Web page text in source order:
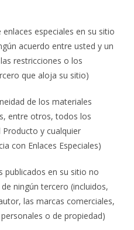
especiales en su sitio
acuerdo entre usted y un
restricciones o los
que aloja su sitio)
de los materiales
entre otros, todos los
y cualquier
con Enlaces Especiales)
publicados en su sitio no
ningún tercero (incluidos,
las marcas comerciales,
o de propiedad)